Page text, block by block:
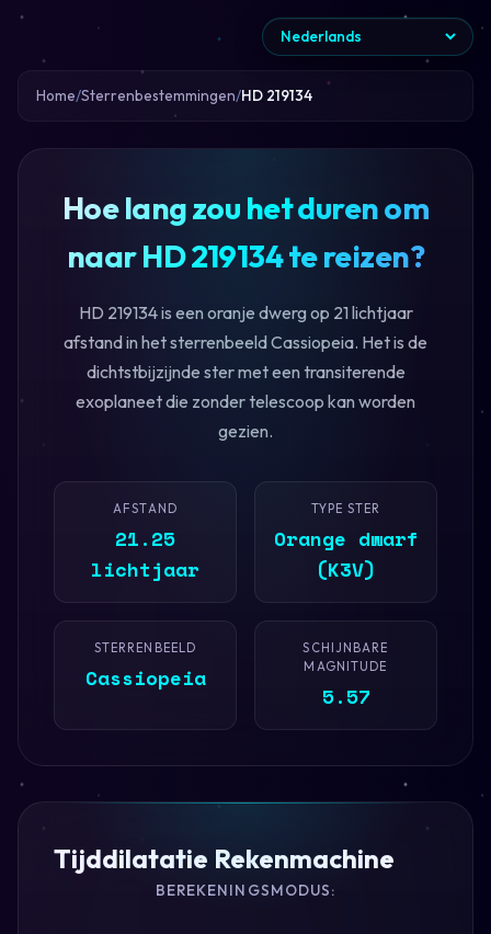
Home Sterrenbestemmingen HD 219134
Hoe lang zou het duren om
naar HD 219134 te reizen?
HD 219134 is een oranje dwerg op 21 lichtjaar
afstand in het sterrenbeeld Cassiopeia. Het is de
dichtstbijzijnde ster met een transiterende
exoplaneet die zonder telescoop kan worden
gezien.
AFSTAND
21.25
lichtjaar
TYPE STER
Orange dwarf
(K3V)
STERRENBEELD
Cassiopeia
SCHIJNBARE
MAGNITUDE
5.57
Tijddilatatie Rekenmachine
BEREKENINGSMODUS: